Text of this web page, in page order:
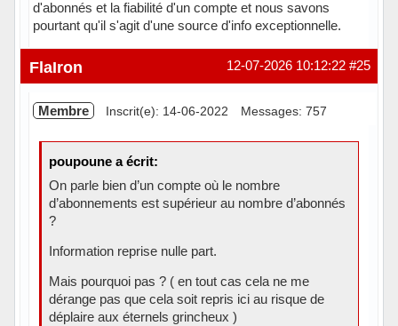
d'abonnés et la fiabilité d'un compte et nous savons
pourtant qu'il s'agit d'une source d'info exceptionnelle.
Hors ligne #25
12-07-2026 10:12:22
FlaIron
Membre Inscrit(e): 14-06-2022 Messages: 757
poupoune a écrit:
On parle bien d’un compte où le nombre
d’abonnements est supérieur au nombre d’abonnés
?
Information reprise nulle part.
Mais pourquoi pas ? ( en tout cas cela ne me
dérange pas que cela soit repris ici au risque de
déplaire aux éternels grincheux )